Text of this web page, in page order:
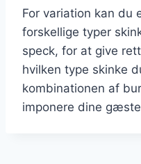
For variation kan du
forskellige typer
speck, for at give
hvilken type skinke
kombinationen af
imponere dine